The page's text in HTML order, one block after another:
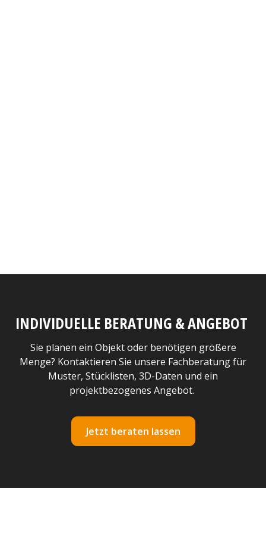
INDIVIDUELLE BERATUNG & ANGEBOT
Sie planen ein Objekt oder benötigen größere
Menge? Kontaktieren Sie unsere Fachberatung für
Muster, Stücklisten, 3D-Daten und ein
projektbezogenes Angebot.
Jetzt beraten lassen